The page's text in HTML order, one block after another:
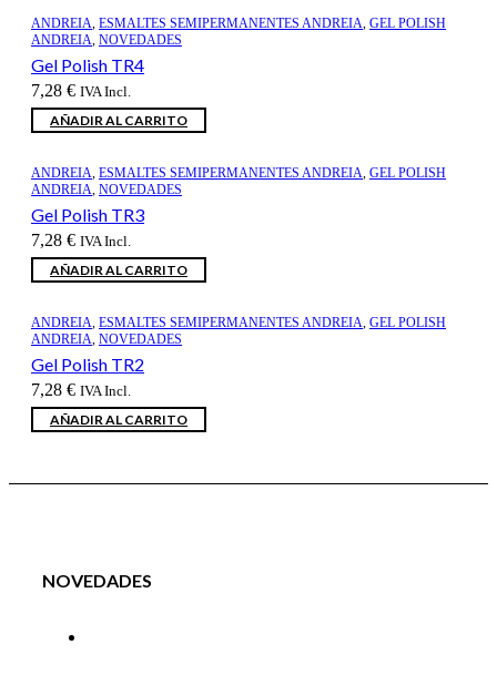
ANDREIA, ESMALTES SEMIPERMANENTES ANDREIA, GEL POLISH
ANDREIA, NOVEDADES
Gel Polish TR4
7,28 € IVA Incl.
AÑADIR AL CARRITO
ANDREIA, ESMALTES SEMIPERMANENTES ANDREIA, GEL POLISH
ANDREIA, NOVEDADES
Gel Polish TR3
7,28 € IVA Incl.
AÑADIR AL CARRITO
ANDREIA, ESMALTES SEMIPERMANENTES ANDREIA, GEL POLISH
ANDREIA, NOVEDADES
Gel Polish TR2
7,28 € IVA Incl.
AÑADIR AL CARRITO
NOVEDADES